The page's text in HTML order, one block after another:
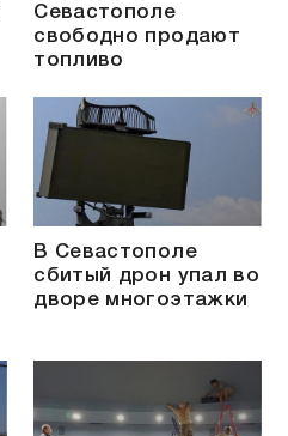
Севастополе
свободно продают
топливо
В Севастополе
сбитый дрон упал во
дворе многоэтажки